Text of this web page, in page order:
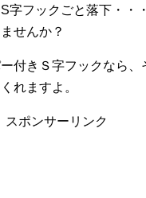
字フックごと落下・・
せんか？
付きＳ字フックなら、
れますよ。
スポンサーリンク